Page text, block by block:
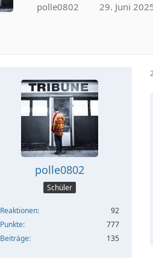
polle0802 29. Juni
polle0802
Schüler
Reaktionen
92
Punkte
777
Beiträge
135